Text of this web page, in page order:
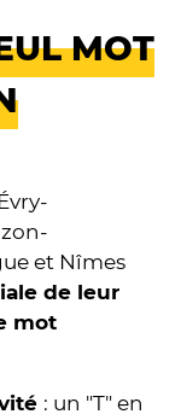
MOT
et Nîmes
de leur
mot
: un "T" en